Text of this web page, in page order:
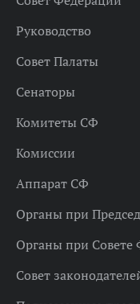
Руководство
Совет Палаты
Сенаторы
Комитеты СФ
Комиссии
Аппарат СФ
Органы при
Органы при Совете
Совет